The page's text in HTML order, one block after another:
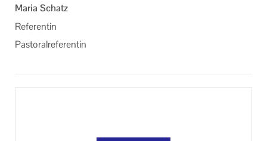
Maria Schatz
Referentin
Pastoralreferentin
Datenschutzerklärung